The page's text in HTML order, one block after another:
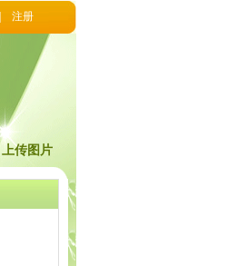
注册
上传图片